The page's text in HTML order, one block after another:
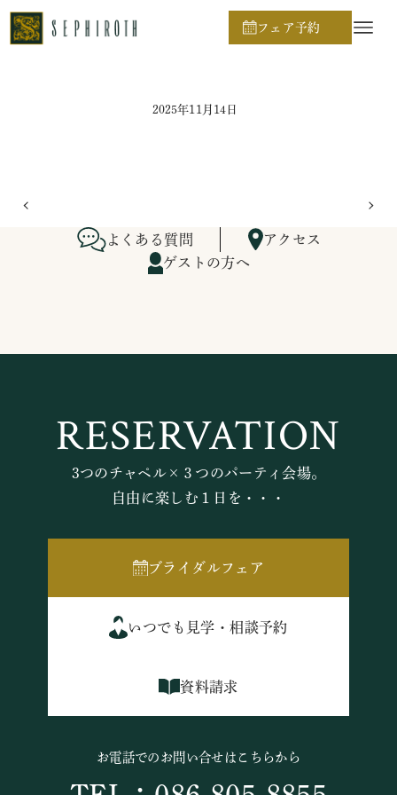
フェア予約
ホーム
2025年11月14日
よくある質問
アクセス
ゲストの方へ
RESERVATION
3つのチャペル×３つのパーティ会場。
自由に楽しむ１日を・・・
ブライダルフェア
いつでも見学・相談予約
資料請求
お電話でのお問い合せはこちらから